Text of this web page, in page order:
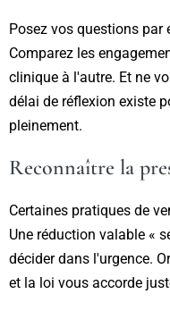
Posez vos questions par
Comparez les
clinique à l'autre. Et ne
délai de réflexion existe
pleinement.
Reconnaître la
Certaines pratiques de
Une réduction valable «
décider dans l'urgence.
et la loi vous accorde